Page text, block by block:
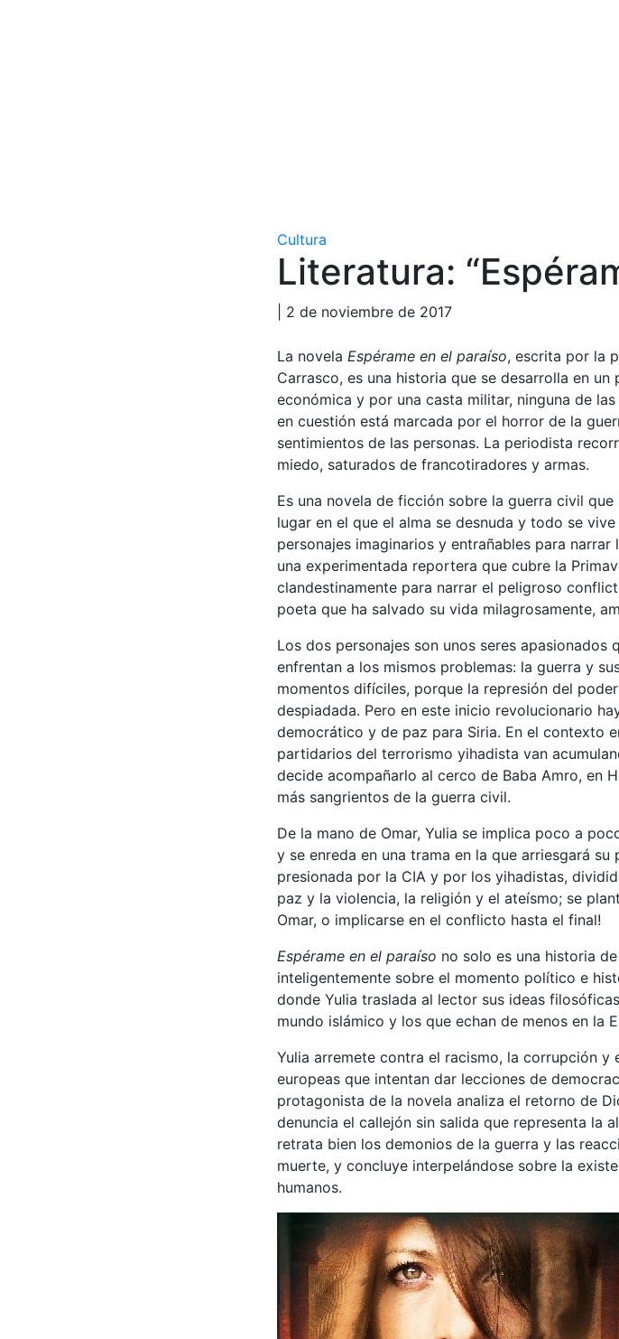
Cultura
Literatura:
| 2 de noviembre de 2017
La novela Espérame en el paraíso, escrita por la
Carrasco, es una historia que se desarrolla en
económica y por una casta militar, ninguna de
en cuestión está marcada por el horror de la
sentimientos de las personas. La periodista
miedo, saturados de francotiradores y armas.
Es una novela de ficción sobre la guerra civil
lugar en el que el alma se desnuda y todo se
personajes imaginarios y entrañables para
una experimentada reportera que cubre la
clandestinamente para narrar el peligroso
poeta que ha salvado su vida milagrosamente,
Los dos personajes son unos seres
enfrentan a los mismos problemas: la guerra y
momentos difíciles, porque la represión del
despiadada. Pero en este inicio revolucionario
democrático y de paz para Siria. En el contexto
partidarios del terrorismo yihadista van
decide acompañarlo al cerco de Baba Amro, en
más sangrientos de la guerra civil.
De la mano de Omar, Yulia se implica poco a
y se enreda en una trama en la que arriesgará
presionada por la CIA y por los yihadistas,
paz y la violencia, la religión y el ateísmo; se
Omar, o implicarse en el conflicto hasta el final!
Espérame en el paraíso no solo es una historia
inteligentemente sobre el momento político e
donde Yulia traslada al lector sus ideas
mundo islámico y los que echan de menos en la
Yulia arremete contra el racismo, la corrupción
europeas que intentan dar lecciones de
protagonista de la novela analiza el retorno de
denuncia el callejón sin salida que representa la
retrata bien los demonios de la guerra y las
muerte, y concluye interpelándose sobre la
humanos.